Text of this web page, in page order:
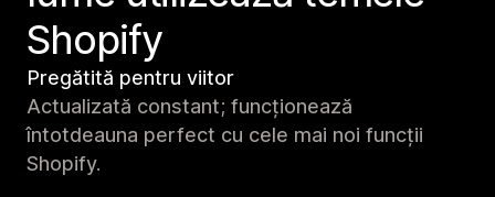
Shopify
Pregătită pentru viitor
Actualizată constant; funcționează
întotdeauna perfect cu cele mai noi funcții
Shopify.